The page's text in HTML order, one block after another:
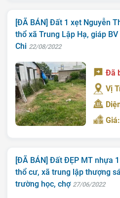
[ĐÃ BÁN] Đất 1 xẹt Nguyễn
thổ xã Trung Lập Hạ, giáp BV
Chi 22/08/2022
Đã
Vị
Giá:
[ĐÃ BÁN] Đất ĐẸP MT nhựa
thổ cư, xã trung lập thượng
trường học, chợ 27/06/2022